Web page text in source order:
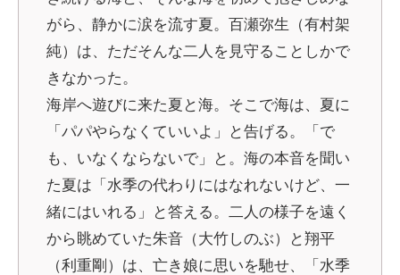
がら、静かに涙を流す夏。百瀬弥生（有村架
純）は、ただそんな二人を見守ることしかで
きなかった。
海岸へ遊びに来た夏と海。そこで海は、夏に
「パパやらなくていいよ」と告げる。「で
も、いなくならないで」と。海の本音を聞い
た夏は「水季の代わりにはなれないけど、一
緒にはいれる」と答える。二人の様子を遠く
から眺めていた朱音（大竹しのぶ）と翔平
（利重剛）は、亡き娘に思いを馳せ、「水季